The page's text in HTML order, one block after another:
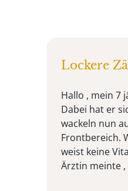
Lockere
Hallo , mein 7
Dabei hat er
wackeln nun
Frontbereich.
weist keine
Ärztin meinte ,